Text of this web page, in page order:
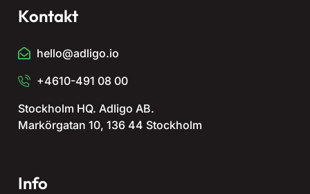
Kontakt
hello@adligo.io
+4610-491 08 00
Stockholm HQ. Adligo AB.
Markörgatan 10, 136 44 Stockholm
Info